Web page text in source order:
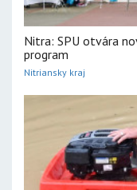
Nitra: SPU otvára
program
Nitriansky kraj